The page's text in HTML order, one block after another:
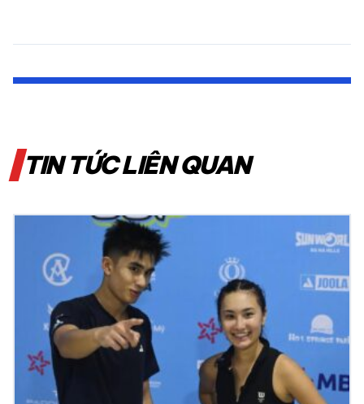
TIN TỨC LIÊN QUAN